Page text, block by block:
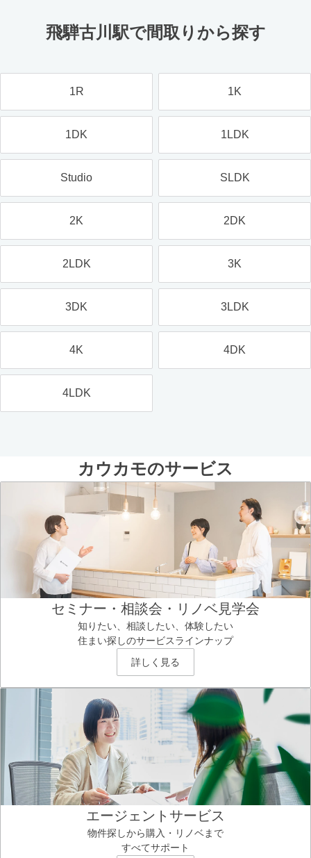
飛騨古川駅で間取りから探す
1R 1K
1DK 1LDK
Studio SLDK
2K 2DK
2LDK 3K
3DK 3LDK
4K 4DK
4LDK
カウカモのサービス
セミナー・相談会・リノベ見学会
知りたい、相談したい、体験したい
住まい探しのサービスラインナップ
詳しく見る
エージェントサービス
物件探しから購入・リノベまで
すべてサポート